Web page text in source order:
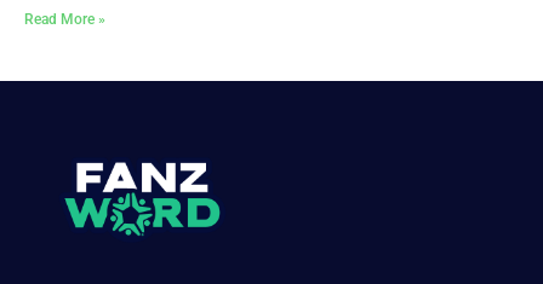
Read More »